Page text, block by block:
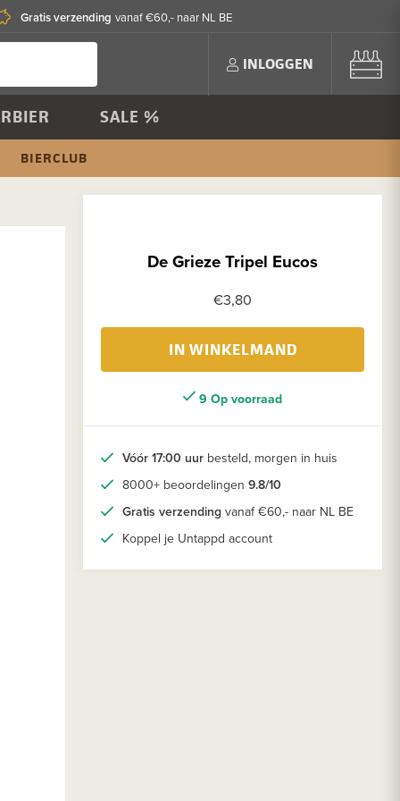
Gratis verzending vanaf €60,- naar NL BE
INLOGGEN
SALE %
BIERCLUB
De Grieze Tripel Eucos
€3,80
IN WINKELMAND
9 Op voorraad
Vóór 17:00 uur besteld, morgen in huis
8000+ beoordelingen 9.8/10
Gratis verzending vanaf €60,- naar NL BE
Koppel je Untappd account